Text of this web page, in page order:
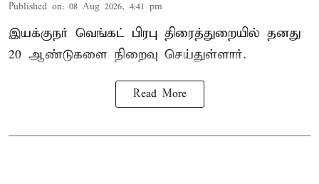
Published on: 08 Aug 2026, 4:41 pm
இயக்குநர் வெங்கட் பிரபு திரைத்துறையில் தனது
20 ஆண்டுகளை நிறைவு செய்துள்ளார்.
Read More